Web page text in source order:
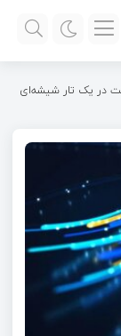
در یک تار شیشه‌ای